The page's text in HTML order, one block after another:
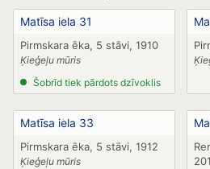
Matīsa iela 31
Pirmskara ēka, 5 stāvi, 1910
Ķieģeļu mūris
Šobrīd tiek pārdots dzīvoklis
Matīsa iela 33
Pirmskara ēka, 5 stāvi, 1912
Ķieģeļu mūris